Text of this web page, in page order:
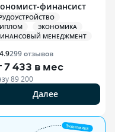
финансист
ЭКОНОМИКА
МЕНЕДЖМЕНТ
4.9299отзывов
7 433 в мес
89 200
Далее